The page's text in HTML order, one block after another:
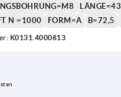
N =1000
FORM=A B=72,5
K0131.4000813